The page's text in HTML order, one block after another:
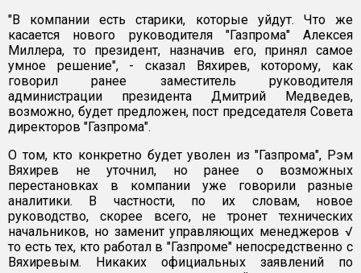
"В компании есть старики, которые уйдут. Что же
касается нового руководителя "Газпрома" Алексея
Миллера, то президент, назначив его, принял самое
умное решение", - сказал Вяхирев, которому, как
говорил ранее заместитель руководителя
администрации президента Дмитрий Медведев,
возможно, будет предложен, пост председателя Совета
директоров "Газпрома".
О том, кто конкретно будет уволен из "Газпрома", Рэм
Вяхирев не уточнил, но ранее о возможных
перестановках в компании уже говорили разные
аналитики. В частности, по их словам, новое
руководство, скорее всего, не тронет технических
начальников, но заменит управляющих менеджеров √
то есть тех, кто работал в "Газпроме" непосредственно с
Вяхиревым. Никаких официальных заявлений по